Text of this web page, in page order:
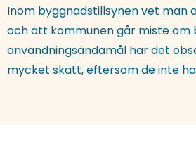
Inom byggnadstillsynen vet man
och att kommunen går miste om
användningsändamål har det
mycket skatt, eftersom de inte